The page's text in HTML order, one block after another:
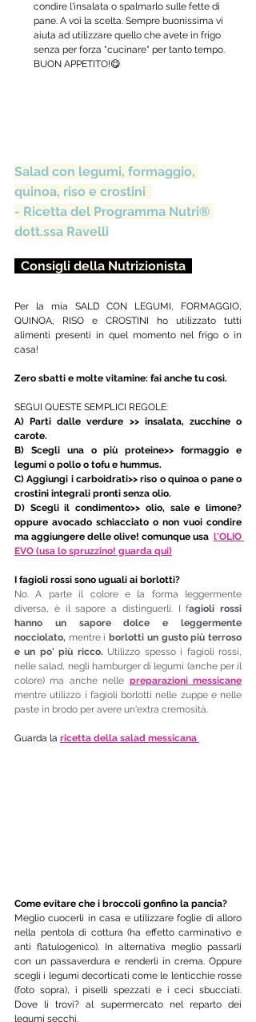
condire l'insalata o spalmarlo sulle fette di
pane. A voi la scelta. Sempre buonissima vi
aiuta ad utilizzare quello che avete in frigo
senza per forza "cucinare" per tanto tempo.
BUON APPETITO!😋
Salad con legumi, formaggio,
quinoa, riso e crostini
- Ricetta del Programma Nutri®
dott.ssa Ravelli
  Consigli della Nutrizionista
Per la mia SALD CON LEGUMI, FORMAGGIO,
QUINOA, RISO e CROSTINI ho utilizzato tutti
alimenti presenti in quel momento nel frigo o in
casa!
Zero sbatti e molte vitamine: fai anche tu così.
SEGUI QUESTE SEMPLICI REGOLE:
A) Parti dalle verdure >> insalata, zucchine o
carote.
B) Scegli una o più proteine>> formaggio e
legumi o pollo o tofu e hummus.
C) Aggiungi i carboidrati>> riso o quinoa o pane o
crostini integrali pronti senza olio.
D) Scegli il condimento>> olio, sale e limone?
oppure avocado schiacciato o non vuoi condire
ma aggiungere delle olive! comunque usa l'OLIO
EVO (usa lo spruzzino! guarda qui)
I fagioli rossi sono uguali ai borlotti?
No. A parte il colore e la forma leggermente
diversa, è il sapore a distinguerli. I fagioli rossi
hanno un sapore dolce e leggermente
nocciolato, mentre i borlotti un gusto più terroso
e un po' più ricco. Utilizzo spesso i fagioli rossi,
nelle salad, negli hamburger di legumi (anche per il
colore) ma anche nelle preparazioni messicane
mentre utilizzo i fagioli borlotti nelle zuppe e nelle
paste in brodo per avere un'extra cremosità.
Guarda la ricetta della salad messicana
Come evitare che i broccoli gonfino la pancia?
Meglio cuocerli in casa e utilizzare foglie di alloro
nella pentola di cottura (ha effetto carminativo e
anti flatulogenico). In alternativa meglio passarli
con un passaverdura e renderli in crema. Oppure
scegli i legumi decorticati come le lenticchie rosse
(foto sopra), i piselli spezzati e i ceci sbucciati.
Dove li trovi? al supermercato nel reparto dei
legumi secchi.